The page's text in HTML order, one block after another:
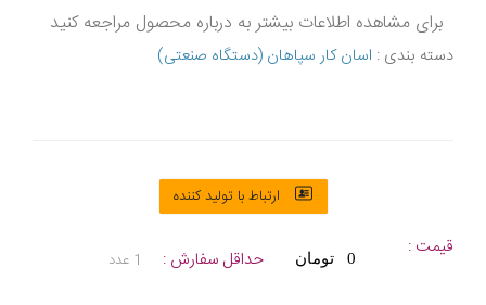
برای مشاهده اطلاعات بیشتر به درباره محصول مراجعه کنید
دسته بندی : اسان کار سپاهان (دستگاه صنعتی)
ارتباط با تولید کننده
قیمت : 0 تومان حداقل سفارش : 1 عدد